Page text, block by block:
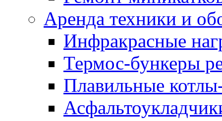
Аренда техники и
Инфракрасные
Термос-бункеры
Плавильные